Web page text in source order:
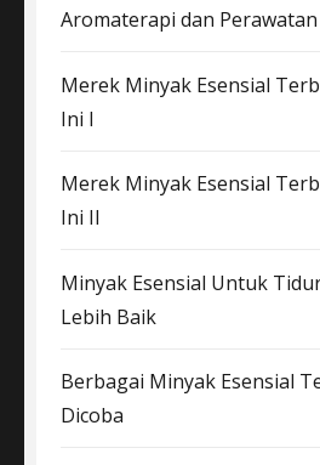
Aromaterapi dan Perawatan
Merek Minyak Esensial
Ini I
Merek Minyak Esensial
Ini II
Minyak Esensial Untuk
Lebih Baik
Berbagai Minyak Esensial
Dicoba